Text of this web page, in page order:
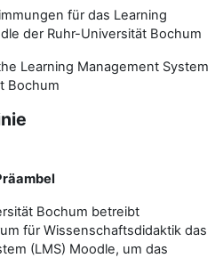
für das Learning
der Ruhr-Universität Bochum
Learning Management System
Bochum
Bochum betreibt
für Wissenschaftsdidaktik das
(LMS) Moodle, um das